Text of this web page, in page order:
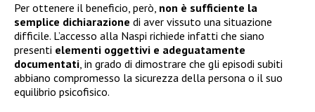
Per ottenere il beneficio, però, non è sufficiente la
semplice dichiarazione di aver vissuto una situazione
difficile. L’accesso alla Naspi richiede infatti che siano
presenti elementi oggettivi e adeguatamente
documentati, in grado di dimostrare che gli episodi subiti
abbiano compromesso la sicurezza della persona o il suo
equilibrio psicofisico.